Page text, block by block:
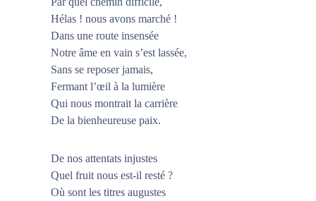
Hélas ! nous avons marché !
Dans une route insensée
Notre âme en vain s’est lassée,
Sans se reposer jamais,
Fermant l’œil à la lumière
Qui nous montrait la carrière
De la bienheureuse paix.
De nos attentats injustes
Quel fruit nous est-il resté ?
Où sont les titres augustes